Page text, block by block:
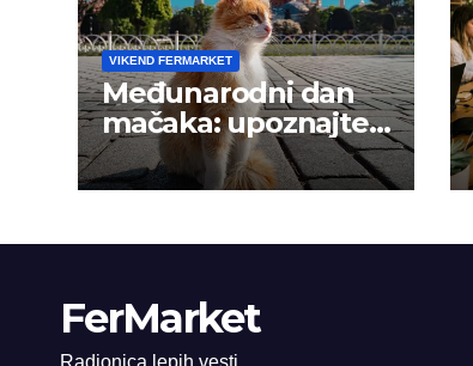
VIKEND FERMARKET
Međunarodni dan
mačaka: upoznajte
istanbulske mace
FerMarket
Radionica lepih vesti